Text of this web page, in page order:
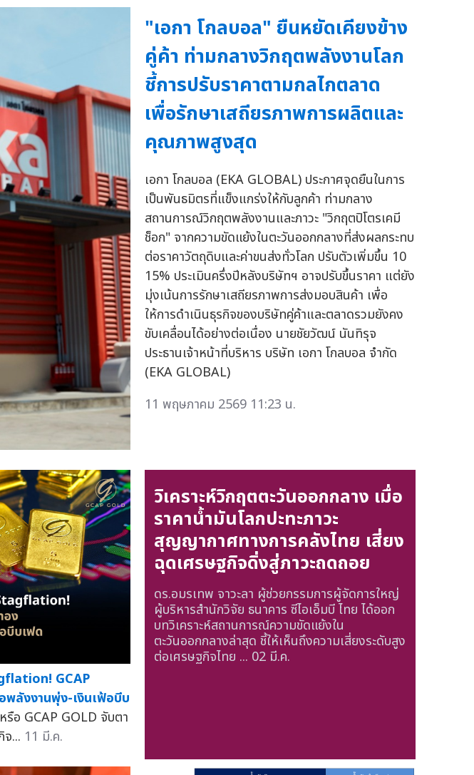
"เอกา โกลบอล" ยืนหยัดเคียงข้าง
คู่ค้า ท่ามกลางวิกฤตพลังงานโลก
ชี้การปรับราคาตามกลไกตลาด
เพื่อรักษาเสถียรภาพการผลิตและ
คุณภาพสูงสุด
เอกา โกลบอล (EKA GLOBAL) ประกาศจุดยืนในการ
เป็นพันธมิตรที่แข็งแกร่งให้กับลูกค้า ท่ามกลาง
สถานการณ์วิกฤตพลังงานและภาวะ "วิกฤตปิโตรเคมี
ช็อก" จากความขัดแย้งในตะวันออกกลางที่ส่งผลกระทบ
ต่อราคาวัตถุดิบและค่าขนส่งทั่วโลก ปรับตัวเพิ่มขึ้น 10
15% ประเมินครึ่งปีหลังบริษัทฯ อาจปรับขึ้นราคา แต่ยัง
มุ่งเน้นการรักษาเสถียรภาพการส่งมอบสินค้า เพื่อ
ให้การดำเนินธุรกิจของบริษัทคู่ค้าและตลาดรวมยังคง
ขับเคลื่อนได้อย่างต่อเนื่อง นายชัยวัฒน์ นันทิรุจ
ประธานเจ้าหน้าที่บริหาร บริษัท เอกา โกลบอล จำกัด
(EKA GLOBAL)
11 พฤษภาคม 2569 11:23 น.
GCAP
พลังงานพุ่ง-เงินเฟ้อบีบ
อ GCAP GOLD จับตา
... 11 มี.ค.
วิเคราะห์วิกฤตตะวันออกกลาง เมื่อ
ราคาน้ำมันโลกปะทะภาวะ
สุญญากาศทางการคลังไทย เสี่ยง
ฉุดเศรษฐกิจดิ่งสู่ภาวะถดถอย
ดร.อมรเทพ จาวะลา ผู้ช่วยกรรมการผู้จัดการใหญ่
ผู้บริหารสำนักวิจัย ธนาคาร ซีไอเอ็มบี ไทย ได้ออก
บทวิเคราะห์สถานการณ์ความขัดแย้งใน
ตะวันออกกลางล่าสุด ชี้ให้เห็นถึงความเสี่ยงระดับสูง
ต่อเศรษฐกิจไทย ... 02 มี.ค.